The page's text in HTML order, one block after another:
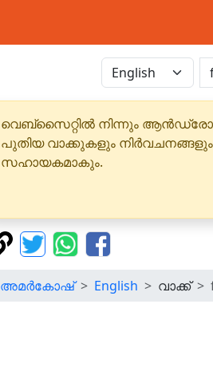
വെബ്‌സൈറ്റിൽ നിന്നും
പുതിയ വാക്കുകളും
സഹായകമാകും.
അമർകോഷ് English വാക്ക്